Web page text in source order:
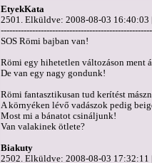
EtyekKata
2501. Elküldve: 2008-08-03 16:40:03
SOS Römi bajban van!
Römi egy hihetetlen változáson ment
De van egy nagy gondunk!
Römi fantasztikusan tud kerítést
A környéken lévő vadászok pedig
Most mi a bánatot csináljunk!
Van valakinek ötlete?
Biakuty
2502. Elküldve: 2008-08-03 17:32:11